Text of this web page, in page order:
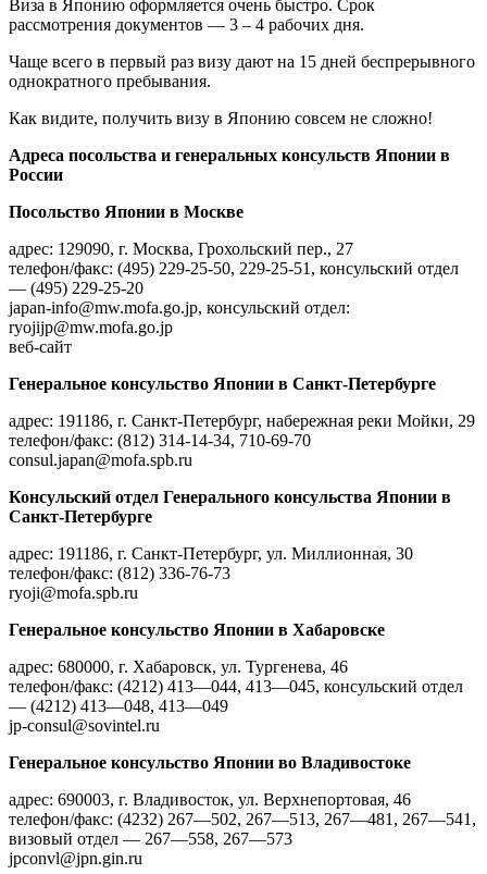
Виза в Японию оформляется очень быстро. Срок
рассмотрения документов — 3 – 4 рабочих дня.
Чаще всего в первый раз визу дают на 15 дней беспрерывного
однократного пребывания.
Как видите, получить визу в Японию совсем не сложно!
Адреса посольства и генеральных консульств Японии в
России
Посольство Японии в Москве
адрес: 129090, г. Москва, Грохольский пер., 27
телефон/факс: (495) 229-25-50, 229-25-51, консульский отдел
— (495) 229-25-20
japan-info@mw.mofa.go.jp, консульский отдел:
ryojijp@mw.mofa.go.jp
веб-сайт
Генеральное консульство Японии в Санкт-Петербурге
адрес: 191186, г. Санкт-Петербург, набережная реки Мойки, 29
телефон/факс: (812) 314-14-34, 710-69-70
consul.japan@mofa.spb.ru
Консульский отдел Генерального консульства Японии в
Санкт-Петербурге
адрес: 191186, г. Санкт-Петербург, ул. Миллионная, 30
телефон/факс: (812) 336-76-73
ryoji@mofa.spb.ru
Генеральное консульство Японии в Хабаровске
адрес: 680000, г. Хабаровск, ул. Тургенева, 46
телефон/факс: (4212) 413—044, 413—045, консульский отдел
— (4212) 413—048, 413—049
jp-consul@sovintel.ru
Генеральное консульство Японии во Владивостоке
адрес: 690003, г. Владивосток, ул. Верхнепортовая, 46
телефон/факс: (4232) 267—502, 267—513, 267—481, 267—541,
визовый отдел — 267—558, 267—573
jpconvl@jpn.gin.ru